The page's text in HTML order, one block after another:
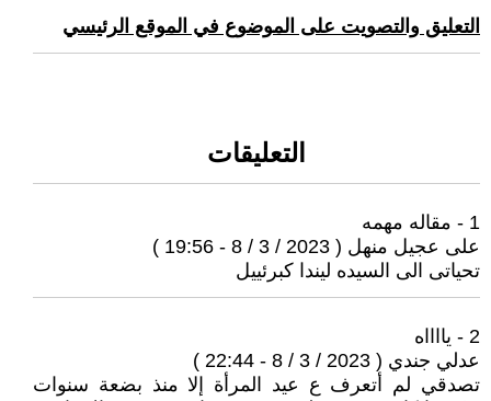
التعليق والتصويت على الموضوع في الموقع الرئيسي
التعليقات
1 - مقاله مهمه
على عجيل منهل ( 2023 / 3 / 8 - 19:56 )
تحياتى الى السيده ليندا كبرئييل
2 - يااااه
عدلي جندي ( 2023 / 3 / 8 - 22:44 )
تصدقي لم أتعرف ع عيد المرأة إلا منذ بضعة سنوات